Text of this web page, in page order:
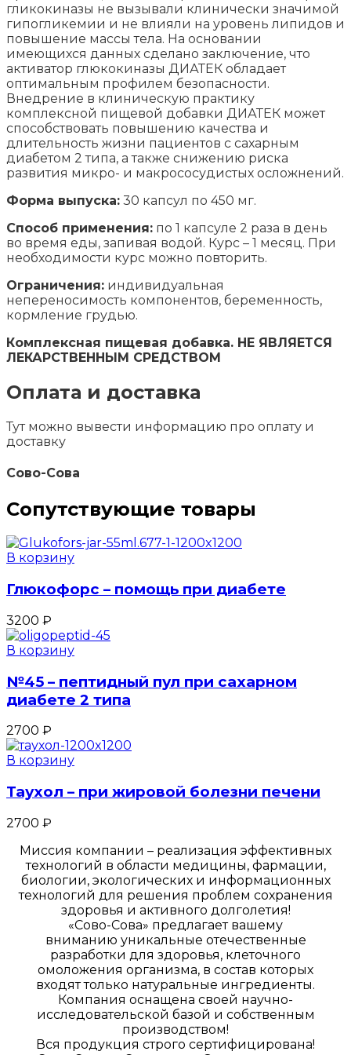
гликокиназы не вызывали клинически значимой
гипогликемии и не влияли на уровень липидов и
повышение массы тела. На основании
имеющихся данных сделано заключение, что
активатор глюкокиназы ДИАТЕК обладает
оптимальным профилем безопасности.
Внедрение в клиническую практику
комплексной пищевой добавки ДИАТЕК может
способствовать повышению качества и
длительность жизни пациентов с сахарным
диабетом 2 типа, а также снижению риска
развития микро- и макрососудистых осложнений.
Форма выпуска: 30 капсул по 450 мг.
Способ применения: по 1 капсуле 2 раза в день
во время еды, запивая водой. Курс – 1 месяц. При
необходимости курс можно повторить.
Ограничения: индивидуальная
непереносимость компонентов, беременность,
кормление грудью.
Комплексная пищевая добавка. НЕ ЯВЛЯЕТСЯ
ЛЕКАРСТВЕННЫМ СРЕДСТВОМ
Оплата и доставка
Тут можно вывести информацию про оплату и
доставку
Сово-Сова
Сопутствующие товары
В корзину
Глюкофорс – помощь при диабете
3200 ₽
В корзину
№45 – пептидный пул при сахарном
диабете 2 типа
2700 ₽
В корзину
Таухол – при жировой болезни печени
2700 ₽
Миссия компании – реализация эффективных
технологий в области медицины, фармации,
биологии, экологических и информационных
технологий для решения проблем сохранения
здоровья и активного долголетия!
«Сово-Сова» предлагает вашему
вниманию уникальные отечественные
разработки для здоровья, клеточного
омоложения организма, в состав которых
входят только натуральные ингредиенты.
Компания оснащена своей научно-
исследовательской базой и собственным
производством!
Вся продукция строго сертифицирована!